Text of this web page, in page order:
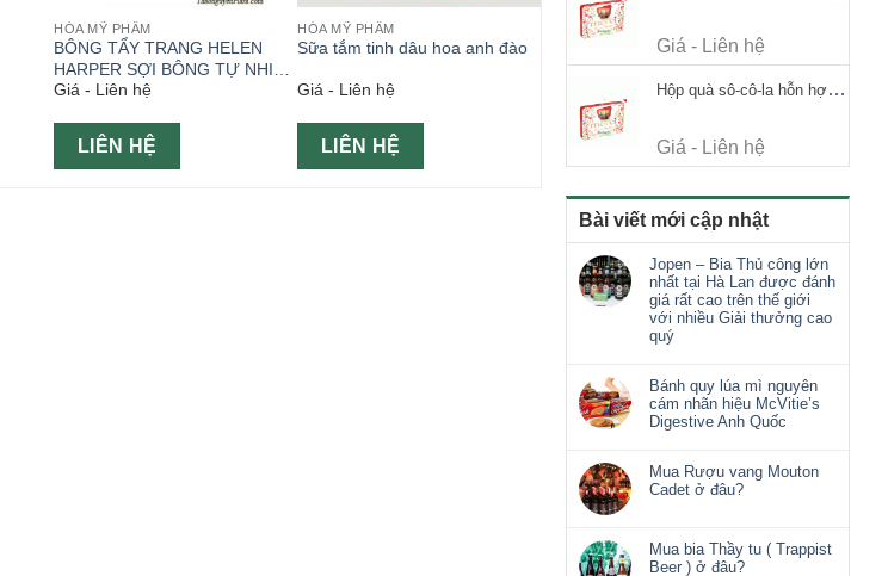
Giá - Liên hệ
Hộp quà sô-cô-la hỗn hợp Merci Finest Selection 250g thiếc
Giá - Liên hệ
Bài viết mới cập nhật
Jopen – Bia Thủ công lớn
nhất tại Hà Lan được đánh
giá rất cao trên thế giới
với nhiều Giải thưởng cao
quý
Bánh quy lúa mì nguyên
cám nhãn hiệu McVitie’s
Digestive Anh Quốc
Mua Rượu vang Mouton
Cadet ở đâu?
Mua bia Thầy tu ( Trappist
Beer ) ở đâu?
HÓA MỸ PHẨM
BÔNG TẨY TRANG HELEN
HARPER SỢI BÔNG TỰ NHIÊN
80 MIẾNG
Giá - Liên hệ
LIÊN HỆ
HÓA MỸ PHẨM
Sữa tắm tinh dâu hoa anh đào
Giá - Liên hệ
LIÊN HỆ